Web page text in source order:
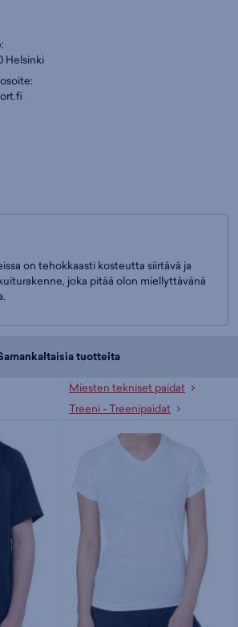
Helsinki
on tehokkaasti kosteutta siirtävä ja
joka pitää olon miellyttävänä
tuotteita
Miesten tekniset paidat
Treeni - Treenipaidat